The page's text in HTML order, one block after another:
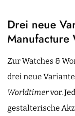
Drei neue
Manufacture
Zur Watches &
drei neue
Worldtimervor.
gestalterische